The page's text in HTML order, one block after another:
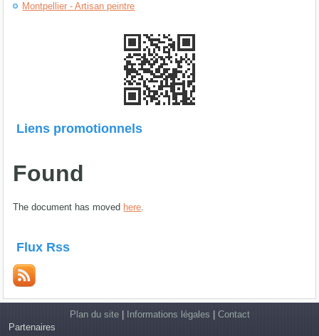
Montpellier - Artisan peintre
Liens promotionnels
Found
The document has moved here.
Flux Rss
Plan du site| Informations légales
Contact
Partenaires